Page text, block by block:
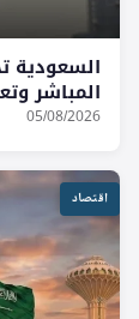
السعودية
المباشر
05/08/2026
اقتصاد